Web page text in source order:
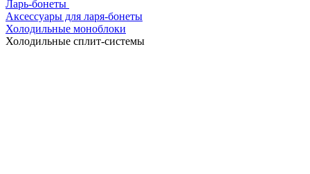
Ларь-бонеты
Аксессуары для ларя-бонеты
Холодильные моноблоки
Холодильные сплит-системы